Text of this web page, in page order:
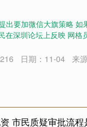
出要加微信大旗策略
在深圳论坛上反映 网格
日期：11-04 来
市民质疑审批流